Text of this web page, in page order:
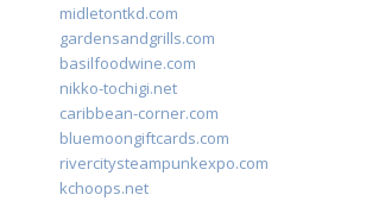
midletontkd.com
gardensandgrills.com
basilfoodwine.com
nikko-tochigi.net
caribbean-corner.com
bluemoongiftcards.com
rivercitysteampunkexpo.com
kchoops.net